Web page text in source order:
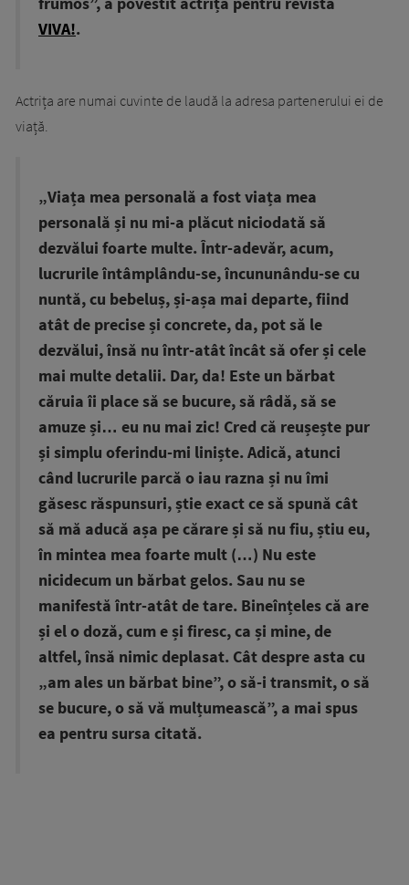
VIVA!.
Actrița are numai cuvinte de laudă la adresa partenerului ei de
viață.
„Viața mea personală a fost viața mea
personală și nu mi-a plăcut niciodată să
dezvălui foarte multe. Într-adevăr, acum,
lucrurile întâmplându-se, încununându-se cu
nuntă, cu bebeluș, și-așa mai departe, fiind
atât de precise și concrete, da, pot să le
dezvălui, însă nu într-atât încât să ofer și cele
mai multe detalii. Dar, da! Este un bărbat
căruia îi place să se bucure, să râdă, să se
amuze și… eu nu mai zic! Cred că reușește pur
și simplu oferindu-mi liniște. Adică, atunci
când lucrurile parcă o iau razna și nu îmi
găsesc răspunsuri, știe exact ce să spună cât
să mă aducă așa pe cărare și să nu fiu, știu eu,
în mintea mea foarte mult (…) Nu este
nicidecum un bărbat gelos. Sau nu se
manifestă într-atât de tare. Bineînțeles că are
și el o doză, cum e și firesc, ca și mine, de
altfel, însă nimic deplasat. Cât despre asta cu
„am ales un bărbat bine”, o să-i transmit, o să
se bucure, o să vă mulțumească”, a mai spus
ea pentru sursa citată.